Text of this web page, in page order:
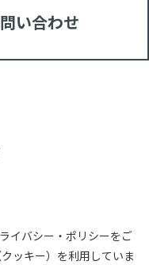
い合わせ
イバシー・ポリシーをご
ッキー）を利用していま